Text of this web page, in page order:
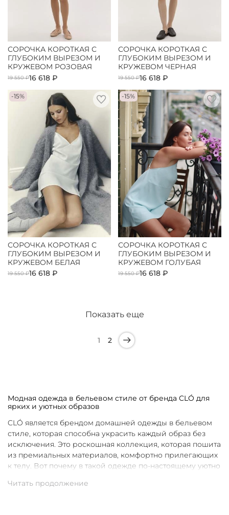
СОРОЧКА КОРОТКАЯ С
ГЛУБОКИМ ВЫРЕЗОМ И
КРУЖЕВОМ РОЗОВАЯ
19 550 ₽16 618 ₽
СОРОЧКА КОРОТКАЯ С
ГЛУБОКИМ ВЫРЕЗОМ И
КРУЖЕВОМ ЧЕРНАЯ
19 550 ₽16 618 ₽
-15%
СОРОЧКА КОРОТКАЯ С
ГЛУБОКИМ ВЫРЕЗОМ И
КРУЖЕВОМ БЕЛАЯ
19 550 ₽16 618 ₽
-15%
СОРОЧКА КОРОТКАЯ С
ГЛУБОКИМ ВЫРЕЗОМ И
КРУЖЕВОМ ГОЛУБАЯ
19 550 ₽16 618 ₽
Показать еще
1 2
Модная одежда в бельевом стиле от бренда CLÓ для
ярких и уютных образов
CLÓ является брендом домашней одежды в бельевом
стиле, которая способна украсить каждый образ без
исключения. Это роскошная коллекция, которая пошита
из премиальных материалов, комфортно прилегающих
к телу. Вот почему в такой одежде по-настоящему уютно
продуманные фасоны позволяют каждой женщине